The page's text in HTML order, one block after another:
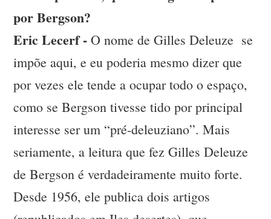
por Bergson?
Eric Lecerf - O nome de Gilles Deleuze se
impõe aqui, e eu poderia mesmo dizer que
por vezes ele tende a ocupar todo o espaço,
como se Bergson tivesse tido por principal
interesse ser um “pré-deleuziano”. Mais
seriamente, a leitura que fez Gilles Deleuze
de Bergson é verdadeiramente muito forte.
Desde 1956, ele publica dois artigos